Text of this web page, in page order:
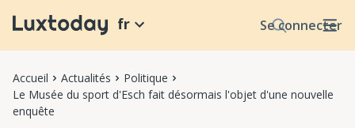
Se connecter
fr
Accueil Actualités
Politique
Le Musée du sport d'Esch fait désormais l'objet d'une nouvelle
enquête